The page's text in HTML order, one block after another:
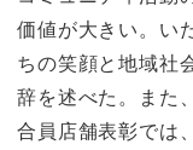
価値が大きい。い
ちの笑顔と地域社
辞を述べた。また
合員店舗表彰では